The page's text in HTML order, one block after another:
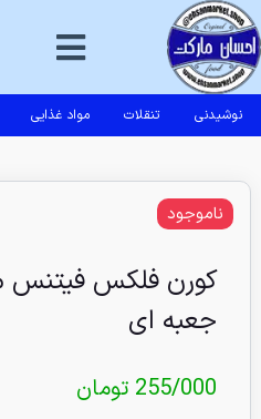
نوشیدنی تنقلات مواد غذایی
جعبه ای
255/000 تومان
ناموجود